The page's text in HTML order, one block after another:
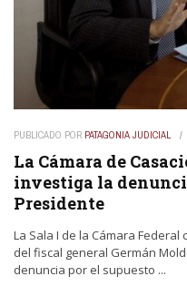
PUBLICADO POR PATAGONIA JUDICIAL
La Cámara de
investiga la
Presidente
La Sala I de la Cámara
del fiscal general Germán
denuncia por el supuesto ...